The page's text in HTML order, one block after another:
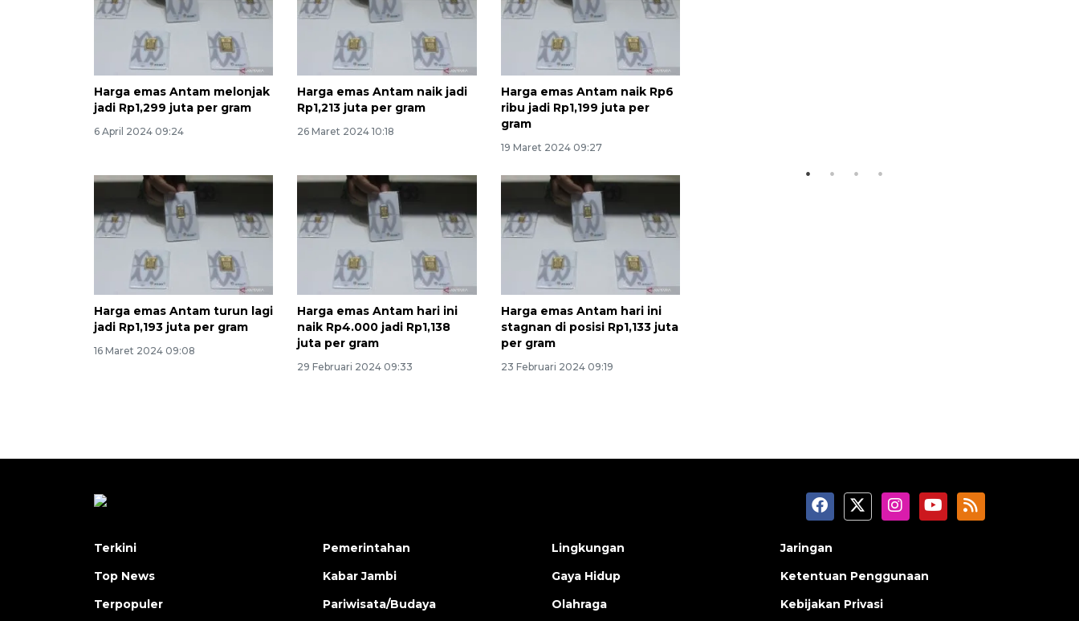
Harga emas Antam melonjak
jadi Rp1,299 juta per gram
6 April 2024 09:24
Harga emas Antam naik jadi
Rp1,213 juta per gram
26 Maret 2024 10:18
Harga emas Antam naik Rp6
ribu jadi Rp1,199 juta per
gram
19 Maret 2024 09:27
Harga emas Antam turun lagi
jadi Rp1,193 juta per gram
16 Maret 2024 09:08
Harga emas Antam hari ini
naik Rp4.000 jadi Rp1,138
juta per gram
29 Februari 2024 09:33
Harga emas Antam hari ini
stagnan di posisi Rp1,133 juta
per gram
23 Februari 2024 09:19
Vaksin HPV untuk siswa laki-
Terkini
Top News
Terpopuler
Pemerintahan
Kabar Jambi
Pariwisata/Budaya
Lingkungan
Gaya Hidup
Olahraga
Jaringan
Ketentuan Penggunaan
Kebijakan Privasi